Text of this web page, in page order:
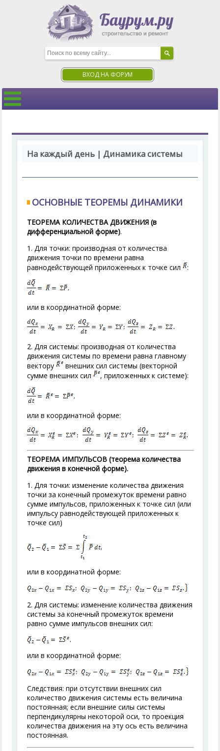
ВХОД НА ФОРУМ
На каждый день | Динамика системы
ОСНОВНЫЕ ТЕОРЕМЫ ДИНАМИКИ
ТЕОРЕМА КОЛИЧЕСТВА ДВИЖЕНИЯ (в
дифференциальной форме).
1. Для точки: производная от количества
движения точки по времени равна
равнодействующей приложенных к точке сил :
или в координатной форме:
2. Для системы: производная от количества
движения системы по времени равна главному
вектору
внешних сил системы (векторной
сумме внешних сил
, приложенных к системе):
или в координатной форме:
ТЕОРЕМА ИМПУЛЬСОВ (теорема количества
движения в конечной форме).
1. Для точки: изменение количества движения
точки за конечный промежуток времени равно
сумме импульсов, приложенных к точке сил (или
импульсу равнодействующей приложенных к
точке сил)
или в координатной форме:
2. Для системы: изменение количества движения
системы за конечный промежуток времени
равно сумме импульсов внешних сил:
или в координатной форме:
Следствия: при отсутствии внешних сил
количество движения системы есть величина
постоянная; если внешние силы системы
перпендикулярны некоторой оси, то проекция
количества движения на эту ось есть величина
постоянная.